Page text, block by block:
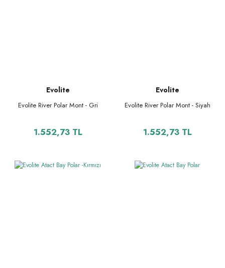
Evolite
Evolite River Polar Mont - Gri
1.552,73 TL
Evolite
Evolite River Polar Mont - Siyah
1.552,73 TL